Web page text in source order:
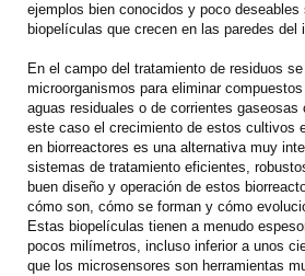
ejemplos bien conocidos y poco deseables
biopelículas que crecen en las paredes del
En el campo del tratamiento de residuos
microorganismos para eliminar
aguas residuales o de corrientes gaseosas
este caso el crecimiento de estos cultivos
en biorreactores es una alternativa muy
sistemas de tratamiento eficientes,
buen diseño y operación de estos
cómo son, cómo se forman y cómo
Estas biopelículas tienen a menudo
pocos milímetros, incluso inferior a unos
que los microsensores son herramientas